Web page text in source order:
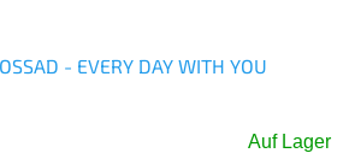
- EVERY DAY WITH YOU
Auf Lager